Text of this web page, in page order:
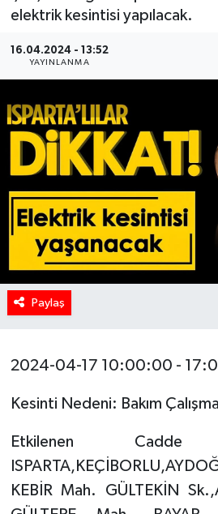
elektrik kesintisi yapılacak.
16.04.2024 - 13:52
YAYINLANMA
Paylaş
2024-04-17 10:00:00 -
Kesinti Nedeni: Bakım
Etkilenen
KEBİR Mah. GÜLTEKİN
GENEL
Güncel
HABERDE İNSAN
İlginç
KÜLTÜR SANAT
MAGAZİN
POLİTİKA
RESMİ İLANLAR
SAĞLIK
Spor
Haber Arşivi